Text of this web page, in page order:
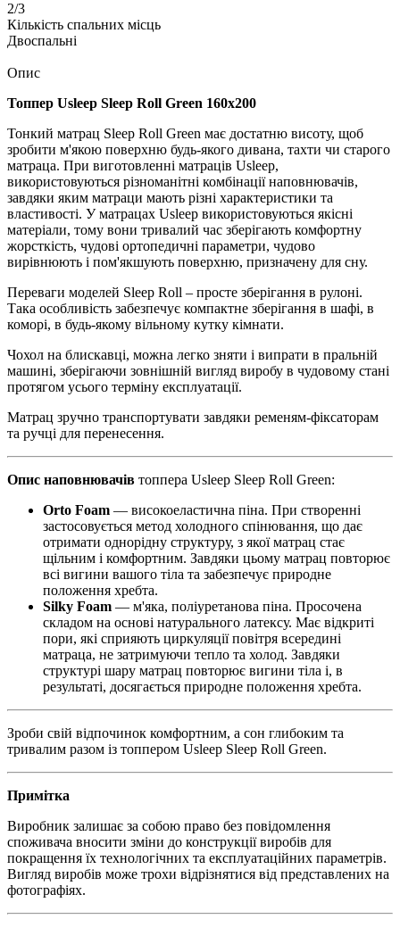
2/3
Кількість спальних місць
Двоспальні
Опис
Топпер Usleep Sleep Roll Green 160х200
Тонкий матрац Sleep Roll Green має достатню висоту, щоб
зробити м'якою поверхню будь-якого дивана, тахти чи старого
матраца. При виготовленні матраців Usleep,
використовуються різноманітні комбінації наповнювачів,
завдяки яким матраци мають різні характеристики та
властивості. У матрацах Usleep використовуються якісні
матеріали, тому вони тривалий час зберігають комфортну
жорсткість, чудові ортопедичні параметри, чудово
вирівнюють і пом'якшують поверхню, призначену для сну.
Переваги моделей Sleep Roll – просте зберігання в рулоні.
Така особливість забезпечує компактне зберігання в шафі, в
коморі, в будь-якому вільному кутку кімнати.
Чохол на блискавці, можна легко зняти і випрати в пральній
машині, зберігаючи зовнішній вигляд виробу в чудовому стані
протягом усього терміну експлуатації.
Матрац зручно транспортувати завдяки ременям-фіксаторам
та ручці для перенесення.
Опис наповнювачів топпера Usleep Sleep Roll Green:
Orto Foam — високоеластична піна. При створенні
застосовується метод холодного спінювання, що дає
отримати однорідну структуру, з якої матрац стає
щільним і комфортним. Завдяки цьому матрац повторює
всі вигини вашого тіла та забезпечує природне
положення хребта.
Silky Foam — м'яка, поліуретанова піна. Просочена
складом на основі натурального латексу. Має відкриті
пори, які сприяють циркуляції повітря всередині
матраца, не затримуючи тепло та холод. Завдяки
структурі шару матрац повторює вигини тіла і, в
результаті, досягається природне положення хребта.
Зроби свій відпочинок комфортним, а сон глибоким та
тривалим разом із топпером Usleep Sleep Roll Green.
Примітка
Виробник залишає за собою право без повідомлення
споживача вносити зміни до конструкції виробів для
покращення їх технологічних та експлуатаційних параметрів.
Вигляд виробів може трохи відрізнятися від представлених на
фотографіях.